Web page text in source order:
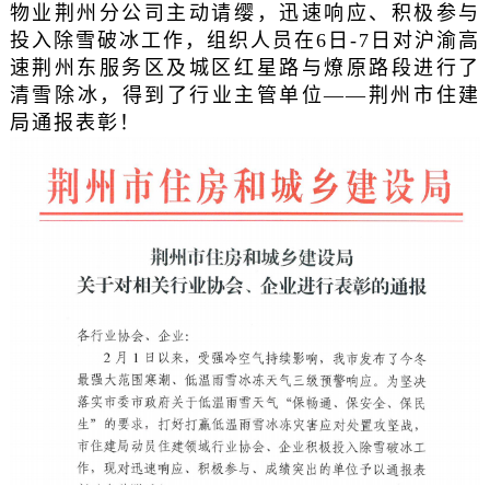
物业荆州分公司主动请缨，迅速响应、积极参与
投入除雪破冰工作，组织人员在6日-7日对沪渝高
速荆州东服务区及城区红星路与燎原路段进行了
清雪除冰，得到了行业主管单位——荆州市住建
局通报表彰！